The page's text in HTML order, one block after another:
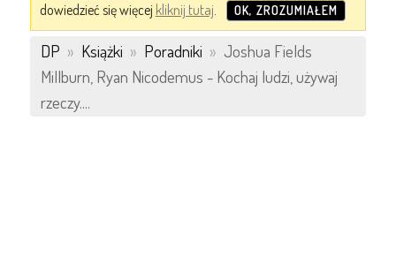
dowiedzieć się więcej kliknij tutaj. OK, ZROZUMIAŁEM
DP » Książki » Poradniki » Joshua Fields
Millburn, Ryan Nicodemus - Kochaj ludzi, używaj
rzeczy....